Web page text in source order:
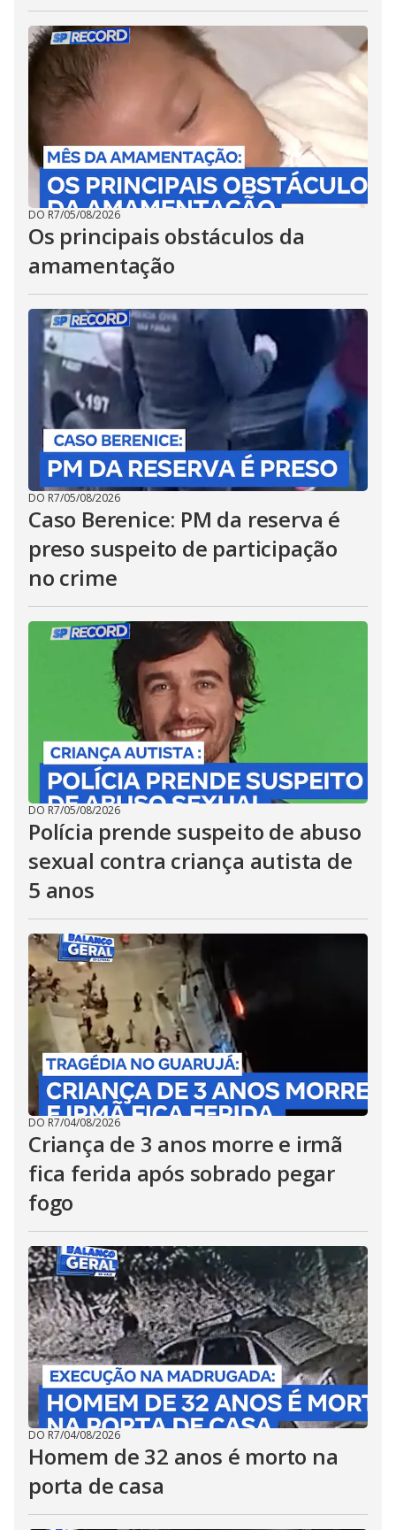
DO R7/05/08/2026
Os principais obstáculos da
amamentação
DO R7/05/08/2026
Caso Berenice: PM da reserva é
preso suspeito de participação
no crime
DO R7/05/08/2026
Polícia prende suspeito de abuso
sexual contra criança autista de
5 anos
DO R7/04/08/2026
Criança de 3 anos morre e irmã
fica ferida após sobrado pegar
fogo
DO R7/04/08/2026
Homem de 32 anos é morto na
porta de casa